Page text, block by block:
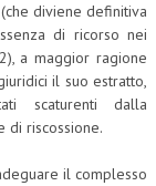
diviene definitiva
di ricorso nei
a maggior ragione
il suo estratto,
scaturenti dalla
di riscossione.
il complesso